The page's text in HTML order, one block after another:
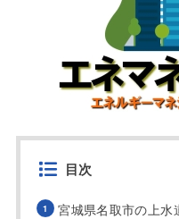
目次
宮城県名取市の上水